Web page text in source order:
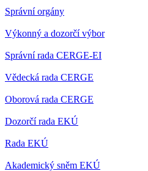
Správní orgány
Výkonný a dozorčí výbor
Správní rada CERGE-EI
Vědecká rada CERGE
Oborová rada CERGE
Dozorčí rada EKÚ
Rada EKÚ
Akademický sněm EKÚ